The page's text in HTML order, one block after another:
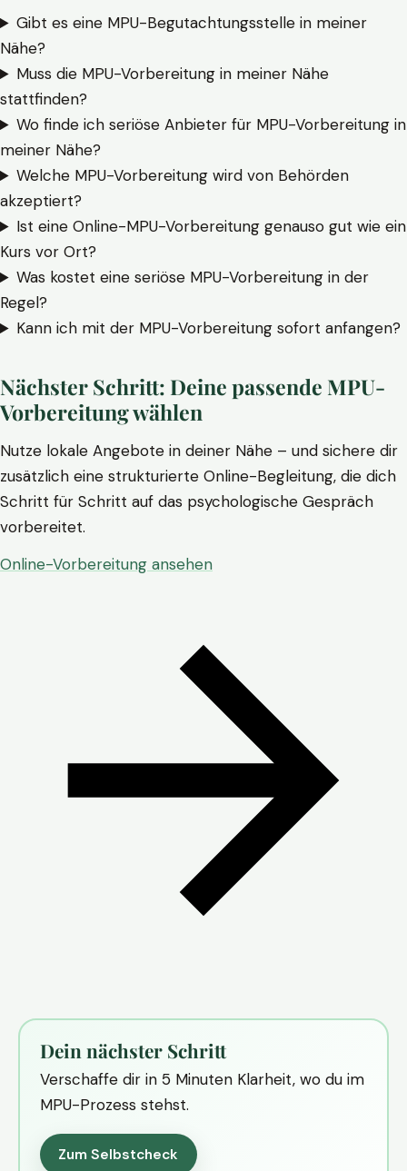
Gibt es eine MPU-Begutachtungsstelle in meiner
Nähe?
Muss die MPU-Vorbereitung in meiner Nähe
stattfinden?
Wo finde ich seriöse Anbieter für MPU-Vorbereitung in
meiner Nähe?
Welche MPU-Vorbereitung wird von Behörden
akzeptiert?
Ist eine Online-MPU-Vorbereitung genauso gut wie ein
Kurs vor Ort?
Was kostet eine seriöse MPU-Vorbereitung in der
Regel?
Kann ich mit der MPU-Vorbereitung sofort anfangen?
Nächster Schritt: Deine passende MPU-
Vorbereitung wählen
Nutze lokale Angebote in deiner Nähe – und sichere dir
zusätzlich eine strukturierte Online-Begleitung, die dich
Schritt für Schritt auf das psychologische Gespräch
vorbereitet.
Online-Vorbereitung ansehen
Dein nächster Schritt
Verschaffe dir in 5 Minuten Klarheit, wo du im
MPU-Prozess stehst.
Zum Selbstcheck